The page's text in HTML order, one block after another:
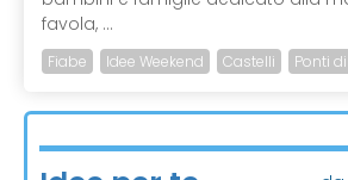
favola, ...
Fiabe Idee Weekend Castelli Ponti